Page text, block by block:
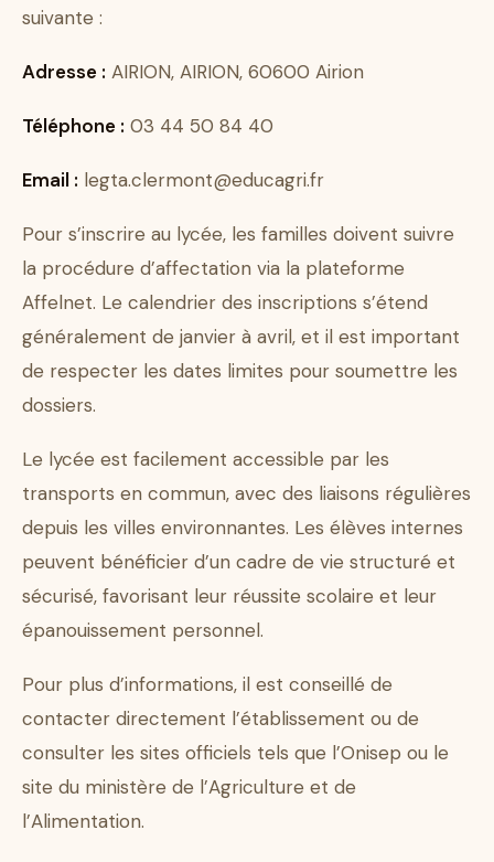
suivante :
Adresse : AIRION, AIRION, 60600 Airion
Téléphone : 03 44 50 84 40
Email : legta.clermont@educagri.fr
Pour s’inscrire au lycée, les familles doivent suivre
la procédure d’affectation via la plateforme
Affelnet. Le calendrier des inscriptions s’étend
généralement de janvier à avril, et il est important
de respecter les dates limites pour soumettre les
dossiers.
Le lycée est facilement accessible par les
transports en commun, avec des liaisons régulières
depuis les villes environnantes. Les élèves internes
peuvent bénéficier d’un cadre de vie structuré et
sécurisé, favorisant leur réussite scolaire et leur
épanouissement personnel.
Pour plus d’informations, il est conseillé de
contacter directement l’établissement ou de
consulter les sites officiels tels que l’Onisep ou le
site du ministère de l’Agriculture et de
l’Alimentation.